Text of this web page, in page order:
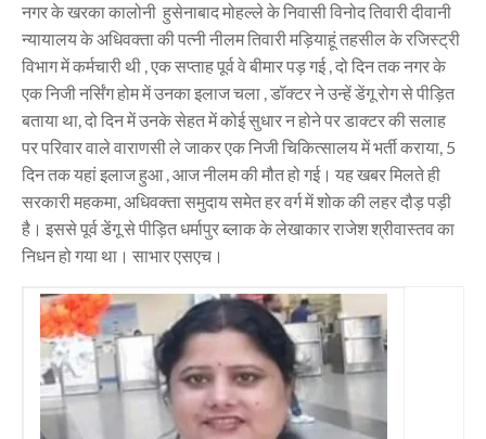
नगर के खरका कालोनी हुसेनाबाद मोहल्ले के निवासी विनोद तिवारी दीवानी
न्यायालय के अधिवक्ता की पत्नी नीलम तिवारी मड़ियाहूं तहसील के रजिस्ट्री
विभाग में कर्मचारी थी , एक सप्ताह पूर्व वे बीमार पड़ गई , दो दिन तक नगर के
एक निजी नर्सिंग होम में उनका इलाज चला , डॉक्टर ने उन्हें डेंगू रोग से पीड़ित
बताया था, दो दिन में उनके सेहत में कोई सुधार न होने पर डाक्टर की सलाह
पर परिवार वाले वाराणसी ले जाकर एक निजी चिकित्सालय में भर्ती कराया, 5
दिन तक यहां इलाज हुआ , आज नीलम की मौत हो गई। यह खबर मिलते ही
सरकारी महकमा, अधिवक्ता समुदाय समेत हर वर्ग में शोक की लहर दौड़ पड़ी
है। इससे पूर्व डेंगू से पीड़ित धर्मापुर ब्लाक के लेखाकार राजेश श्रीवास्तव का
निधन हो गया था। साभार एसएच।